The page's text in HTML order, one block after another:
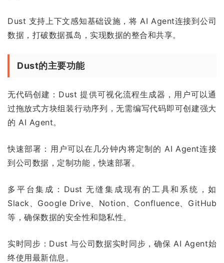
Dust 支持上下文感知基础设施，将 AI Agent连接到公司
数据，打破数据孤岛，实现数据的整合和共享。
Dust的主要功能
无代码创建：Dust 提供可视化流程生成器，用户可以通
过拖放式方块组装行动序列，无需编写代码即可创建强大
的 AI Agent。
快速部署：用户可以在几分钟内将定制的 AI Agent连接
到公司数据，定制功能，快速部署。
多平台集成：Dust 无缝集成现有的工具和系统，如
Slack、Google Drive、Notion、Confluence、GitHub
等，确保数据的安全性和隐私性。
实时同步：Dust 与公司数据实时同步，确保 AI Agent始
终使用最新信息。